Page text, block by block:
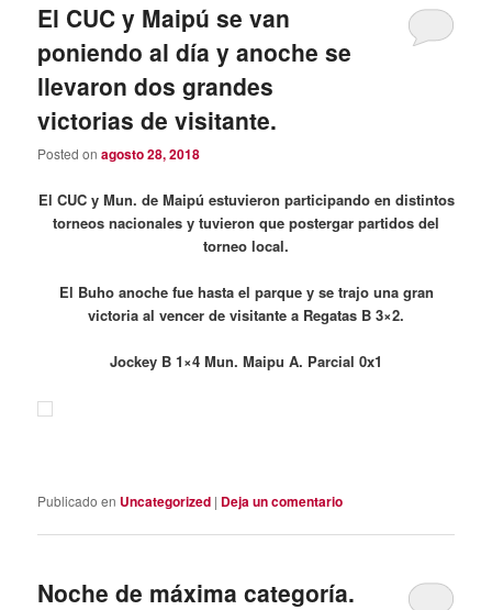
El CUC y Maipú se van
poniendo al día y anoche se
llevaron dos grandes
victorias de visitante.
Posted onagosto 28, 2018
El CUC y Mun. de Maipú estuvieron participando en distintos
torneos nacionales y tuvieron que postergar partidos del
torneo local.
El Buho anoche fue hasta el parque y se trajo una gran
victoria al vencer de visitante a Regatas B 3×2.
Jockey B 1×4 Mun. Maipu A. Parcial 0x1
Publicado en Uncategorized | Deja un comentario
Noche de máxima categoría.